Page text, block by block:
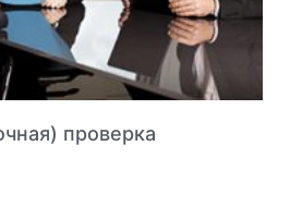
проверка